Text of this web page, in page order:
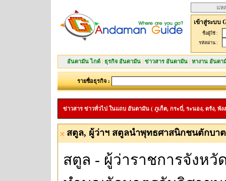
แห
เข้าสู่ระบบ
ชื่อผู้ใช้ :
รหัสผ่าน :
อันดามัน ไกด์ | ธุรกิจ อันดามัน | ข่าวสาร อันดามัน | หางาน อันดา
รายชื่อธุรกิจ :
ข่าวสาร ข่าวทั่วไป ในแถบ อันดามัน ( ภูเก็ต, กระบี่, ระนอง, ตรัง, พัง
สตูล, ผู้ว่าฯ สตูลนำพุทธศาสนิกชนตักบา
สตูล - ผู้ว่าราชการจังห